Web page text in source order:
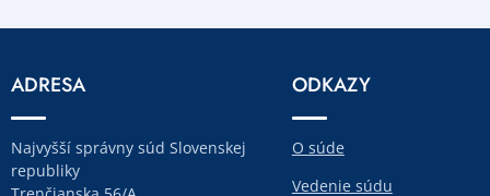
ADRESA
Najvyšší správny súd Slovenskej
republiky
ODKAZY
O súde
Vedenie súdu